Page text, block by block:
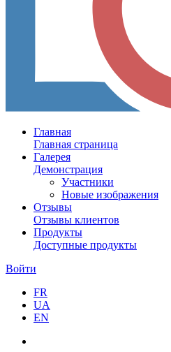
Главная
Главная страница
Галерея
Демонстрация
Участники
Новые изображения
Отзывы
Отзывы клиентов
Продукты
Доступные продукты
Войти
FR
UA
EN